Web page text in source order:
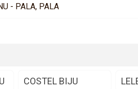
- PALA, PALA
COSTEL BIJU